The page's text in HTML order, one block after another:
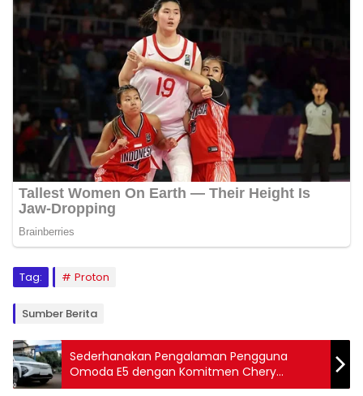
Tag: Proton
Sumber Berita
Sederhanakan Pengalaman Pengguna
Omoda E5 dengan Komitmen Chery
Indonesia untuk Membangun SPKLU